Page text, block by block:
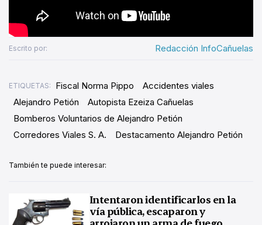
Escrito por: Redacción InfoCañuelas
ETIQUETAS: Fiscal Norma Pippo
Accidentes viales
Alejandro Petión
Autopista Ezeiza Cañuelas
Bomberos Voluntarios de Alejandro Petión
Corredores Viales S. A.
Destacamento Alejandro Petión
También te puede interesar:
Intentaron identificarlos en la
vía pública, escaparon y
arrojaron un arma de fuego